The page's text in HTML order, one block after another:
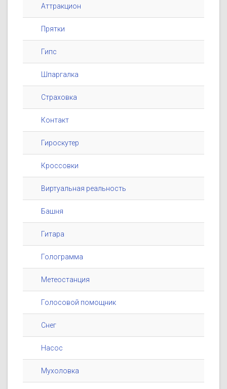
Аттракцион
Прятки
Гипс
Шпаргалка
Страховка
Контакт
Гироскутер
Кроссовки
Виртуальная реальность
Башня
Гитара
Голограмма
Метеостанция
Голосовой помощник
Снег
Насос
Мухоловка